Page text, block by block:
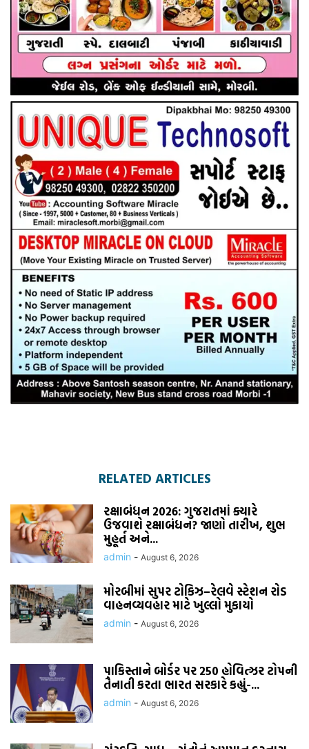
RELATED ARTICLES
રક્ષાબંધન 2026: ગુજરાતમાં ક્યારે
ઉજવાશે રક્ષાબંધન? જાણો તારીખ, શુભ
મુહૂર્ત અને...
admin - August 6, 2026
મોરબીમાં સુપર ટોકિઝ–રેલવે સ્ટેશન રોડ
વાહનવ્યવહાર માટે ખુલ્લો મુકાયો
admin - August 6, 2026
પાકિસ્તાને બોર્ડર પર 250 હોવિત્ઝર ટોપની
તૈનાતી કરતા ભારત સરકારે કહ્યું-...
admin - August 6, 2026